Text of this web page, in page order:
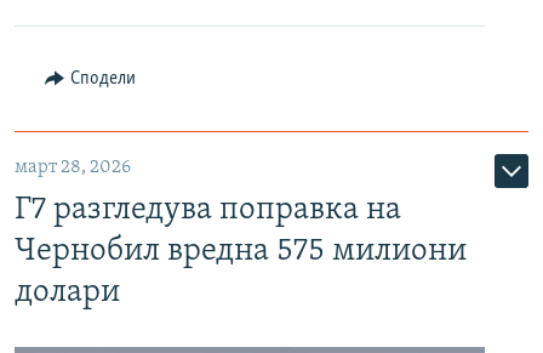
Сподели
март 28, 2026
Г7 разгледува поправка на
Чернобил вредна 575 милиони
долари